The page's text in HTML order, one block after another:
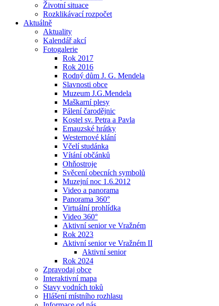
Životní situace
Rozklikávací rozpočet
Aktuálně
Aktuality
Kalendář akcí
Fotogalerie
Rok 2017
Rok 2016
Rodný dům J. G. Mendela
Slavnosti obce
Muzeum J.G.Mendela
Maškarní plesy
Pálení čarodějnic
Kostel sv. Petra a Pavla
Emauzské hrátky
Westernové klání
Včelí studánka
Vítání občánků
Ohňostroje
Svěcení obecních symbolů
Muzejní noc 1.6.2012
Video a panorama
Panorama 360°
Virtuální prohlídka
Video 360°
Aktivní senior ve Vražném
Rok 2023
Aktivní senior ve Vražném II
Aktivní senior
Rok 2024
Zpravodaj obce
Interaktivní mapa
Stavy vodních toků
Hlášení místního rozhlasu